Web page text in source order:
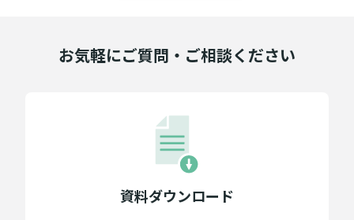
お気軽にご質問・ご相談ください
資料ダウンロード